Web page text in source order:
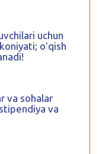
uchun
oʻqish
va sohalar
va